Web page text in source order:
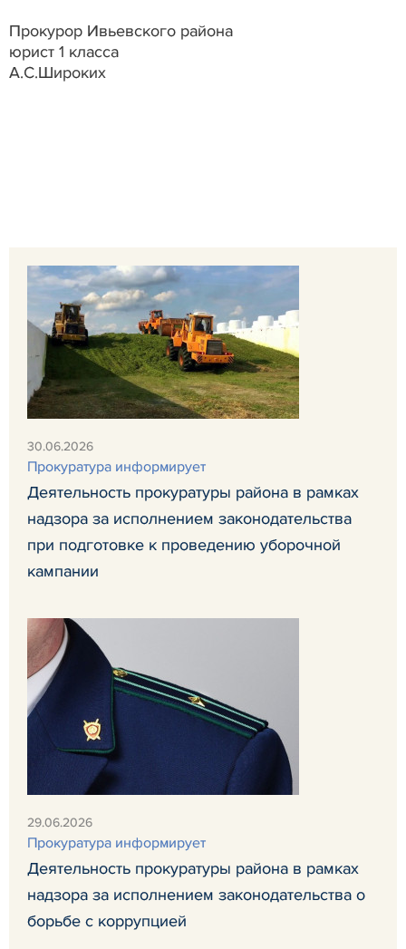
Прокурор Ивьевского района
юрист 1 класса
А.С.Широких
30.06.2026
Прокуратура информирует
Деятельность прокуратуры района в рамках
надзора за исполнением законодательства
при подготовке к проведению уборочной
кампании
29.06.2026
Прокуратура информирует
Деятельность прокуратуры района в рамках
надзора за исполнением законодательства о
борьбе с коррупцией